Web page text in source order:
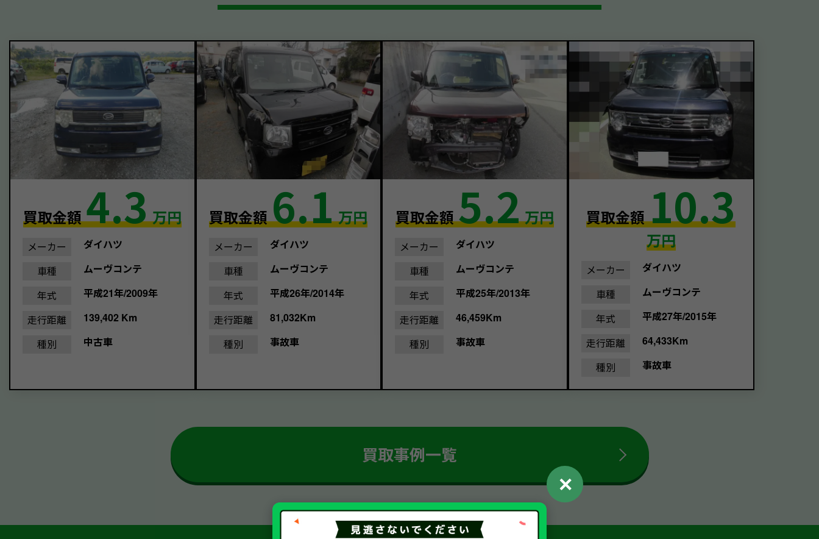
買取金額4.3 万円
メーカー
ダイハツ
車種
ムーヴコンテ
年式
平成21年/2009年
走行距離
139,402 Km
種別
中古車
買取金額6.1 万円
メーカー
ダイハツ
車種
ムーヴコンテ
年式
平成26年/2014年
走行距離
81,032Km
種別
事故車
買取金額5.2 万円
メーカー
ダイハツ
車種
ムーヴコンテ
年式
平成25年/2013年
走行距離
46,459Km
種別
事故車
買取金額10.3
万円
メーカー
ダイハツ
車種
ムーヴコンテ
年式
平成27年/2015年
走行距離
64,433Km
種別
事故車
買取事例一覧
✕